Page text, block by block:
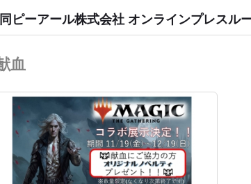
ピーアール株式会社 オンラインプレスル
血